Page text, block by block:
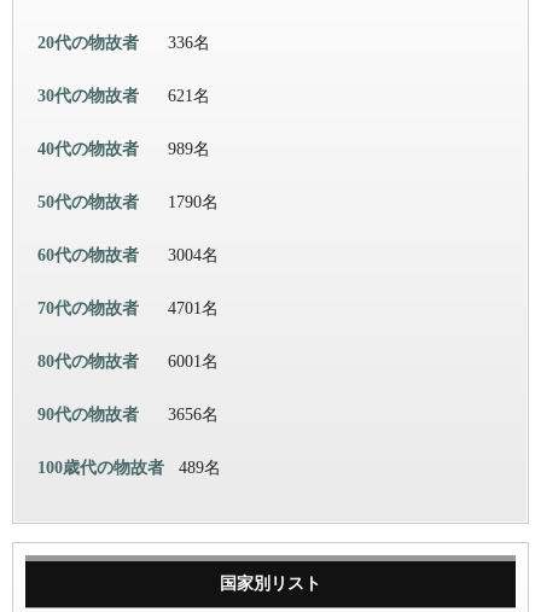
20代の物故者 336名
30代の物故者 621名
40代の物故者 989名
50代の物故者 1790名
60代の物故者 3004名
70代の物故者 4701名
80代の物故者 6001名
90代の物故者 3656名
100歳代の物故者 489名
国家別リスト